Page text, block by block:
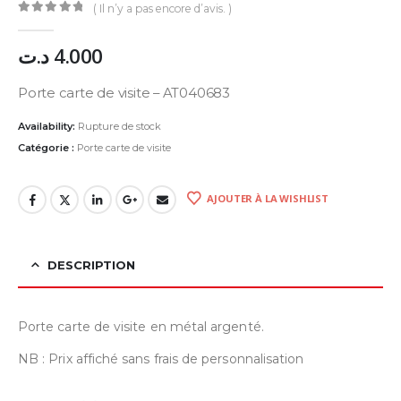
( Il n’y a pas encore d’avis. )
4.000 د.ت
Porte carte de visite – AT040683
Availability: Rupture de stock
Catégorie : Porte carte de visite
AJOUTER À LA WISHLIST
DESCRIPTION
Porte carte de visite en métal argenté.
NB : Prix affiché sans frais de personnalisation